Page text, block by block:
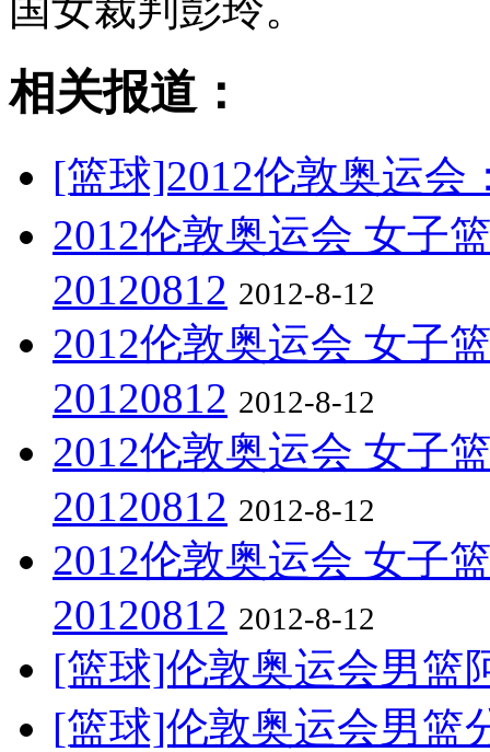
相关报道：
[篮球]2012伦敦奥运会
2012伦敦奥运会 女子
20120812 2012-8-12
2012伦敦奥运会 女子
20120812 2012-8-12
2012伦敦奥运会 女子
20120812 2012-8-12
2012伦敦奥运会 女子
20120812 2012-8-12
[篮球]伦敦奥运会男篮
[篮球]伦敦奥运会男篮